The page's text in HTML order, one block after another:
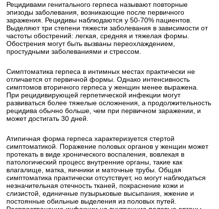
Рецидивами генитального герпеса называют повторные
эпизоды заболевания, возникающие после первичного
заражения. Рецидивы наблюдаются у 50-70% пациентов.
Выделяют три степени тяжести заболевания в зависимости от
частоты обострений: легкая, средняя и тяжелая формы.
Обострения могут быть вызваны переохлаждением,
простудными заболеваниями и стрессом.
Симптоматика герпеса в интимных местах практически не
отличается от первичной формы. Однако интенсивность
симптомов вторичного герпеса у женщин менее выражена.
При рецидивирующей герпетической инфекции могут
развиваться более тяжелые осложнения, а продолжительность
рецидива обычно больше, чем при первичном заражении, и
может достигать 30 дней.
Атипичная форма герпеса характеризуется стертой
симптоматикой. Поражение половых органов у женщин может
протекать в виде хронического воспаления, вовлекая в
патологический процесс внутренние органы, такие как
влагалище, матка, яичники и маточные трубы. Общая
симптоматика практически отсутствует, но могут наблюдаться
незначительная отечность тканей, покраснение кожи и
слизистой, единичные пузырьковые высыпания, жжение и
постоянные обильные выделения из половых путей.